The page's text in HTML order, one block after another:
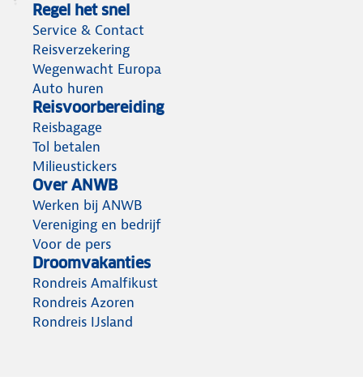
Regel het snel
Service & Contact
Reisverzekering
Wegenwacht Europa
Auto huren
Reisvoorbereiding
Reisbagage
Tol betalen
Milieustickers
Over ANWB
Werken bij ANWB
Vereniging en bedrijf
Voor de pers
Droomvakanties
Rondreis Amalfikust
Rondreis Azoren
Rondreis IJsland